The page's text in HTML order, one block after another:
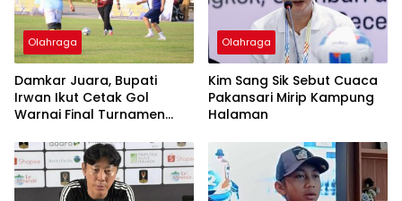
Olahraga
Damkar Juara, Bupati
Irwan Ikut Cetak Gol
Warnai Final Turnamen
Olahraga
Kim Sang Sik Sebut Cuaca
Pakansari Mirip Kampung
Halaman